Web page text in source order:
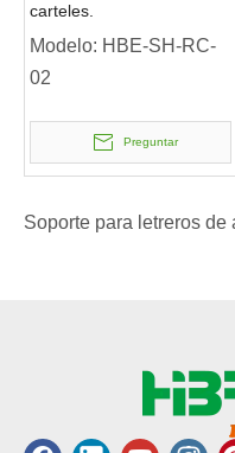
carteles.
Modelo: HBE-SH-RC-
02
Preguntar
Soporte para letreros de